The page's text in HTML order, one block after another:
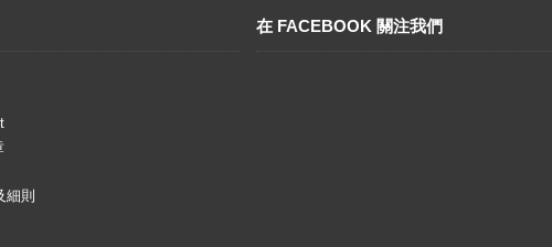
細則
在 FACEBOOK 關注我們